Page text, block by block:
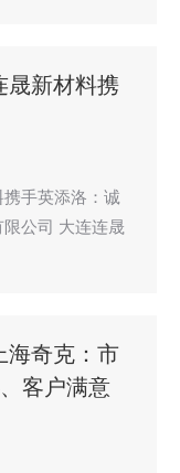
新材料携
手英添洛：诚
公司 大连连晟
奇克：市
客户满意